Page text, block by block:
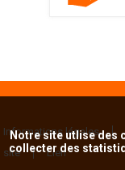
Informations légales
site
Lien
Notre site utlise des
collecter des